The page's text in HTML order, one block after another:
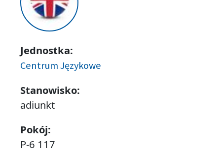
Jednostka:
Centrum Językowe
Stanowisko:
adiunkt
Pokój:
P-6 117